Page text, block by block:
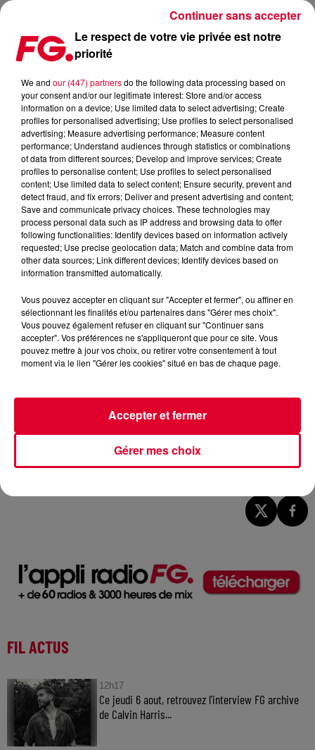
LA MUSIC STORY DU JOUR : ULTRA
Publié : 25 septembre 2024 à 11h36 par Christophe
HUBERT
FIL ACTUS
12h17
Ce jeudi 6 aout, retrouvez l'interview FG archive
de Calvin Harris...
Le respect de votre vie privée est notre
priorité
We and our (447) partnersdo the following data processing based on
your consent and/or our legitimate interest: Store and/or access
information on a device; Use limited data to select advertising; Create
profiles for personalised advertising; Use profiles to select personalised
advertising; Measure advertising performance; Measure content
performance; Understand audiences through statistics or combinations
of data from different sources; Develop and improve services; Create
profiles to personalise content; Use profiles to select personalised
content; Use limited data to select content; Ensure security, prevent and
detect fraud, and fix errors; Deliver and present advertising and content;
Save and communicate privacy choices. These technologies may
process personal data such as IP address and browsing data to offer
following functionalities: Identify devices based on information actively
requested; Use precise geolocation data; Match and combine data from
other data sources; Link different devices; Identify devices based on
information transmitted automatically.
Vous pouvez accepter en cliquant sur "Accepter et fermer", ou affiner en
sélectionnant les finalités et/ou partenaires dans "Gérer mes choix".
Vous pouvez également refuser en cliquant sur "Continuer sans
accepter". Vos préférences ne s'appliqueront que pour ce site. Vous
pouvez mettre à jour vos choix, ou retirer votre consentement à tout
moment via le lien "Gérer les cookies" situé en bas de chaque page.
Gérer mes choix
Accepter et fermer
Continuer sans accepter